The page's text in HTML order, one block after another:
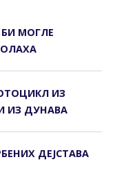
МОГЛЕ
ИЗ
ИЗ ДУНАВА
ДЕЈСТАВА